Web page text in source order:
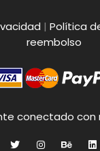
| Política
reembolso
conectado con